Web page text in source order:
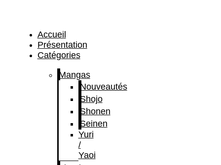
Accueil
Présentation
Catégories
Mangas
Nouveautés
Shojo
Shonen
Seinen
Yuri
/
Yaoi